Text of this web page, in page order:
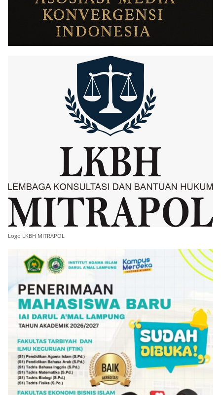
Logo LKBH MITRAPOL